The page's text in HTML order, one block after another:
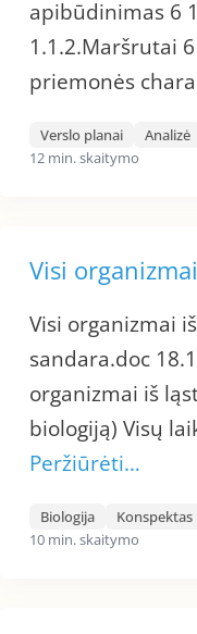
apibūdinimas 6
1.1.2.Maršrutai
priemonės
Verslo planai Analizė
12 min. skaitymo
Visi
Visi organizmai
sandara.doc
organizmai iš
biologiją) Visų
Peržiūrėti…
Biologija Konspektas
10 min. skaitymo